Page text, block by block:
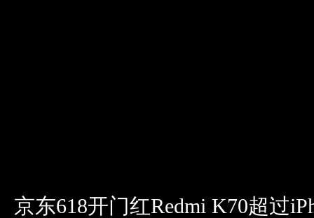
京东618开门红Redmi K70超过